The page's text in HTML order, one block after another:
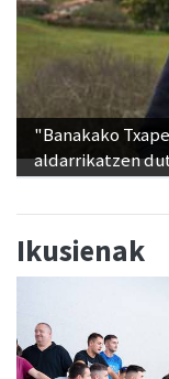
"Banakako
aldarrikatzen
Ikusienak